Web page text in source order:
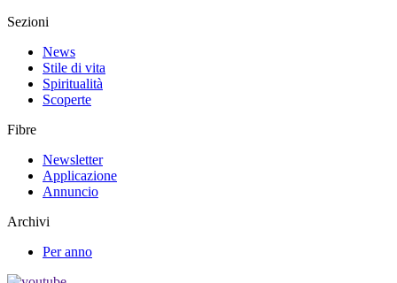
Sezioni
News
Stile di vita
Spiritualità
Scoperte
Fibre
Newsletter
Applicazione
Annuncio
Archivi
Per anno